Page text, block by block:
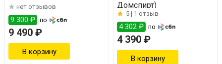
нет отзывов
9 300 ₽ по
9 490 ₽
Домспирт)
5 | 1 отзыв
4 302 ₽ по
4 390 ₽